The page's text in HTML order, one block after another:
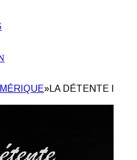
» LA DÉTENTE I